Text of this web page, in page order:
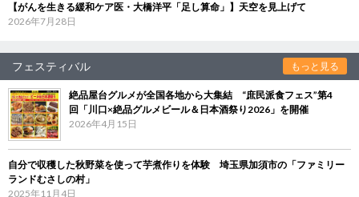
【がんを生きる緩和ケア医・大橋洋平「足し算命」】天空を見上げて
2026年7月28日
フェスティバル もっと見る
絶品屋台グルメが全国各地から大集結 “庶民派食フェス”第4
回「川口×絶品グルメビール＆日本酒祭り2026」を開催
2026年4月15日
自分で収穫した秋野菜を使って芋煮作りを体験 埼玉県加須市の「ファミリー
ランドむさしの村」
2025年11月4日